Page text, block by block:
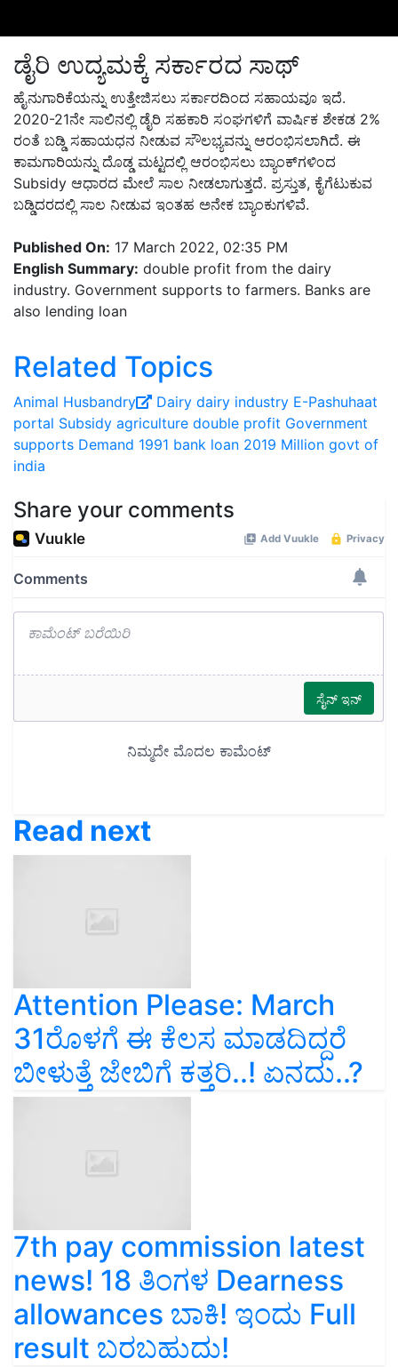
ಡೈರಿ ಉದ್ಯಮಕ್ಕೆ ಸರ್ಕಾರದ ಸಾಥ್‌
ಹೈನುಗಾರಿಕೆಯನ್ನು ಉತ್ತೇಜಿಸಲು ಸರ್ಕಾರದಿಂದ ಸಹಾಯವೂ ಇದೆ.
2020-21ನೇ ಸಾಲಿನಲ್ಲಿ ಡೈರಿ ಸಹಕಾರಿ ಸಂಘಗಳಿಗೆ ವಾರ್ಷಿಕ ಶೇಕಡ 2%
ರಂತೆ ಬಡ್ಡಿ ಸಹಾಯಧನ ನೀಡುವ ಸೌಲಭ್ಯವನ್ನು ಆರಂಭಿಸಲಾಗಿದೆ. ಈ
ಕಾಮಗಾರಿಯನ್ನು ದೊಡ್ಡ ಮಟ್ಟದಲ್ಲಿ ಆರಂಭಿಸಲು ಬ್ಯಾಂಕ್‌ಗಳಿಂದ
Subsidy ಆಧಾರದ ಮೇಲೆ ಸಾಲ ನೀಡಲಾಗುತ್ತದೆ. ಪ್ರಸ್ತುತ, ಕೈಗೆಟುಕುವ
ಬಡ್ಡಿದರದಲ್ಲಿ ಸಾಲ ನೀಡುವ ಇಂತಹ ಅನೇಕ ಬ್ಯಾಂಕುಗಳಿವೆ.
Published On: 17 March 2022, 02:35 PM
English Summary: double profit from the dairy
industry. Government supports to farmers. Banks are
also lending loan
Related Topics
Animal Husbandry Dairy dairy industry E-Pashuhaat
portal Subsidy agriculture double profit Government
supports Demand 1991 bank loan 2019 Million govt of
india
Share your comments
Read next
Attention Please: March
31ರೊಳಗೆ ಈ ಕೆಲಸ ಮಾಡದಿದ್ದರೆ
ಬೀಳುತ್ತೆ ಜೇಬಿಗೆ ಕತ್ತರಿ..! ಏನದು..?
7th pay commission latest
news! 18 ತಿಂಗಳ Dearness
allowances ಬಾಕಿ! ಇಂದು Full
result ಬರಬಹುದು!